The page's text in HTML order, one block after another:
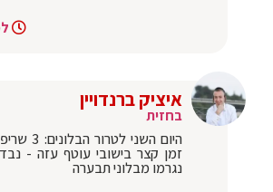
איציק ברנדויין
בחזית
היום השני
זמן קצר בישובי עוטף עזה -
נגרמו מבלוני תבערה